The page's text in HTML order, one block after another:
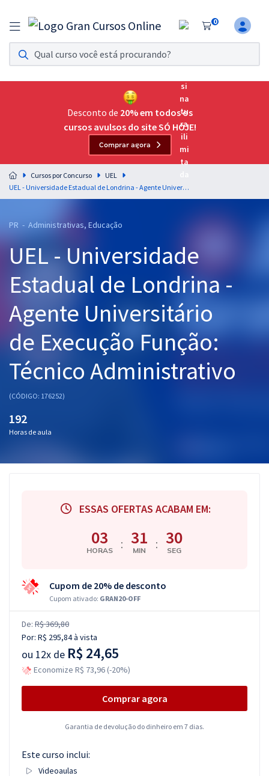
0
Assinatura Ilimitada 11
Acesso a todos os cursos. Teste grátis por 7 dias!
Assinatura OAB Até Passar
Acesso ilimitado a toda preparação para o Exame da
Residências Multiprofissionais
Preparação completa e intensiva para as principais
residências em saúde do Brasil
Cursos 20% OFF
Pós
Graduação
OAB
Mentorias
Questões grátis
Conteúdo gratuito
Aprovados
Desconto de 20% em todos os
cursos avulsos do site SÓ HOJE!
Comprar agora
Cursos por Concurso
UEL
UEL - Universidade Estadual de Londrina - Agente Universitário de Execução Função: Técnico Administrativo
PR - Administrativas, Educação
UEL - Universidade
Estadual de Londrina -
Agente Universitário
de Execução Função:
Técnico Administrativo
(CÓDIGO: 176252)
192
Horas de aula
ESSAS OFERTAS ACABAM EM:
03
HORAS : 31
MIN : 29
SEG
Cupom de 20% de desconto
Cupom ativado: GRAN20-OFF
De: R$ 369,80
Por: R$ 295,84à vista
ou 12x de R$ 24,65
Economize R$ 73,96 (-20%)
Comprar agora
Garantia de devolução do dinheiro em 7 dias.
Este curso inclui:
Videoaulas